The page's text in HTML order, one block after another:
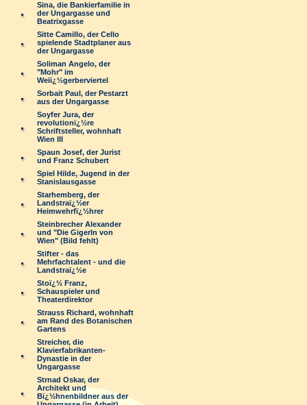
Sina, die Bankierfamilie in
der Ungargasse und
Beatrixgasse
Sitte Camillo, der Cello
spielende Stadtplaner aus
der Ungargasse
Soliman Angelo, der
"Mohr" im
Weiï¿½gerberviertel
Sorbait Paul, der Pestarzt
aus der Ungargasse
Soyfer Jura, der
revolutionï¿½re
Schriftsteller, wohnhaft
Wien III
Spaun Josef, der Jurist
und Franz Schubert
Spiel Hilde, Jugend in der
Stanislausgasse
Starhemberg, der
Landstraï¿½er
Heimwehrfï¿½hrer
Steinbrecher Alexander
und "Die Gigerln von
Wien" (Bild fehlt)
Stifter - das
Mehrfachtalent - und die
Landstraï¿½e
Stoï¿½ Franz,
Schauspieler und
Theaterdirektor
Strauss Richard, wohnhaft
am Rand des Botanischen
Gartens
Streicher, die
Klavierfabrikanten-
Dynastie in der
Ungargasse
Strnad Oskar, der
Architekt und
Bï¿½hnenbildner aus der